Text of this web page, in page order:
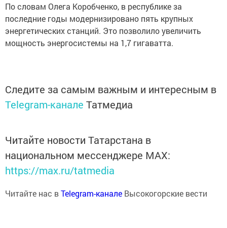
По словам Олега Коробченко, в республике за
последние годы модернизировано пять крупных
энергетических станций. Это позволило увеличить
мощность энергосистемы на 1,7 гигаватта.
Следите за самым важным и интересным в
Telegram-канале Татмедиа
Читайте новости Татарстана в
национальном мессенджере MАХ:
https://max.ru/tatmedia
Читайте нас вTelegram-канале Высокогорские вести